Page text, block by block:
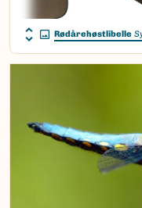
Rødårehøstlibelle